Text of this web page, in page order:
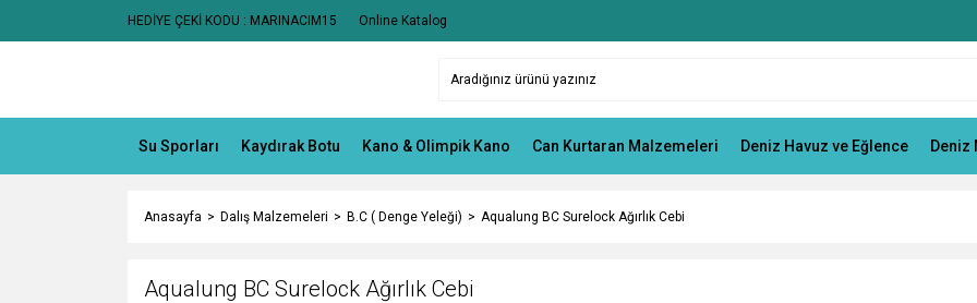
HEDİYE ÇEKİ KODU : MARINACIM15 Online Katalog
Su Sporları Kaydırak Botu Kano & Olimpik Kano Can Kurtaran Malzemeleri Deniz Havuz ve Eğlence Deniz
Anasayfa Dalış Malzemeleri B.C ( Denge Yeleği) Aqualung BC Surelock Ağırlık Cebi
Aqualung BC Surelock Ağırlık Cebi